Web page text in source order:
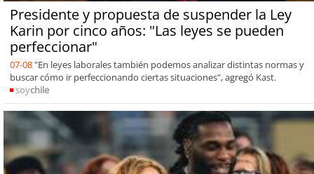
Presidente y propuesta de suspender la Ley
Karin por cinco años: "Las leyes se pueden
perfeccionar"
07-08 "En leyes laborales también podemos analizar distintas normas y
buscar cómo ir perfeccionando ciertas situaciones", agregó Kast.
soychile